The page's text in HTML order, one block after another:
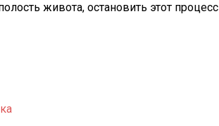
живота, остановить этот процесс